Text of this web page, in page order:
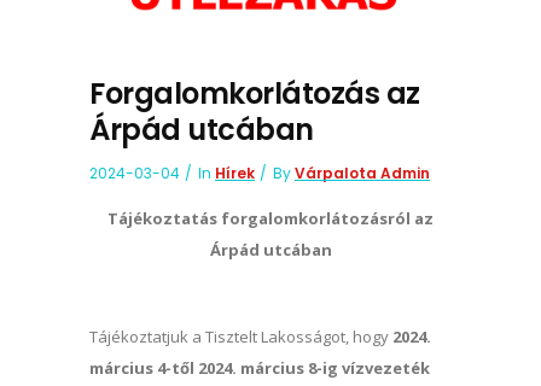
Forgalomkorlátozás az
Árpád utcában
2024-03-04 In Hírek ByVárpalota Admin
Tájékoztatás forgalomkorlátozásról az
Árpád utcában
Tájékoztatjuk a Tisztelt Lakosságot, hogy 2024.
március 4-től 2024. március 8-ig vízvezeték